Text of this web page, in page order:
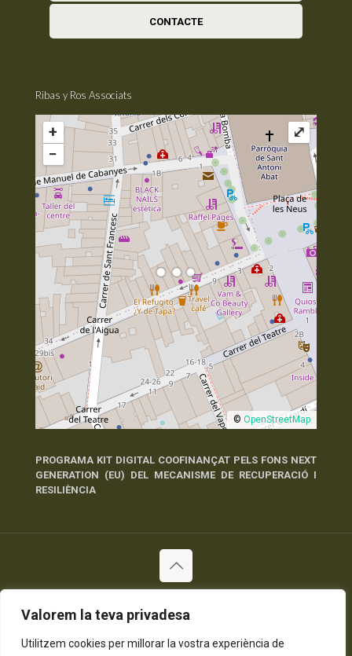
Valorem la teva privadesa
Utilitzem cookies per millorar la vostra experiència de
CONTACTE
Ribas y Ros Associats
+
−
© OpenStreetMap
⤢
PROGRAMA KIT DIGITAL COOFINANÇAT PELS FONS NEXT
GENERATION (EU) DEL MECANISME DE RECUPERACIÓ I
RESILIÈNCIA
Política de Privadesa Política de Cookies